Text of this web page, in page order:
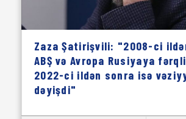
Zaza Şatirişvili: "2008-ci
ABŞ və Avropa Rusiyaya
2022-ci ildən sonra isə
dəyişdi"